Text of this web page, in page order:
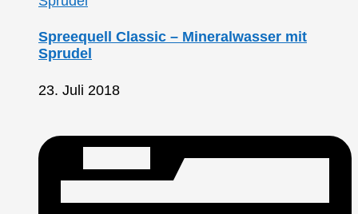
Spreequell Classic – Mineralwasser mit
Sprudel
23. Juli 2018